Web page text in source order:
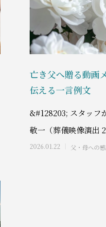
亡き父へ贈る動画
伝える一言例文
&#128203; スタッフ
敬一（葬儀映像演出
年間携わってきた私
2026.01.22 父・母への